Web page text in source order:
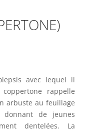
avec lequel il
rappelle
arbuste au feuillage
donnant de jeunes
dentelées. La